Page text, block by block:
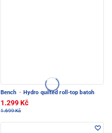
Bench · Hydro quilted roll-top batoh
1.299 Kč
1.699 Kč